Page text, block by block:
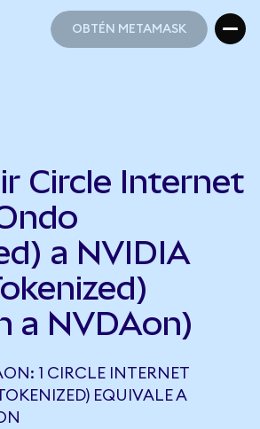
OBTÉN METAMASK
Circle Internet
a NVIDIA
a NVDAon)
1 CIRCLE INTERNET
EQUIVALE A